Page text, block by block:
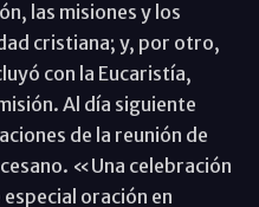
las misiones y los
cristiana; y, por otro,
con la Eucaristía,
Al día siguiente
de la reunión de
«Una celebración
oración en